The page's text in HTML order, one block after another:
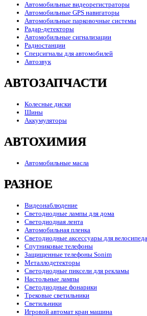
Автомобильные видеорегистраторы
Автомобильные GPS навигаторы
Автомобильные парковочные системы
Радар-детекторы
Автомобильные сигнализации
Радиостанции
Спецсигналы для автомобилей
Автозвук
АВТОЗАПЧАСТИ
Колесные диски
Шины
Аккумуляторы
АВТОХИМИЯ
Автомобильные масла
РАЗНОЕ
Видеонаблюдение
Светодиодные лампы для дома
Светодиодная лента
Автомобильная пленка
Светодиодные аксессуары для велосипеда
Спутниковые телефоны
Защищенные телефоны Sonim
Металлодетекторы
Светодиодные пиксели для рекламы
Настольные лампы
Светодиодные фонарики
Трековые светильники
Светильники
Игровой автомат кран машина